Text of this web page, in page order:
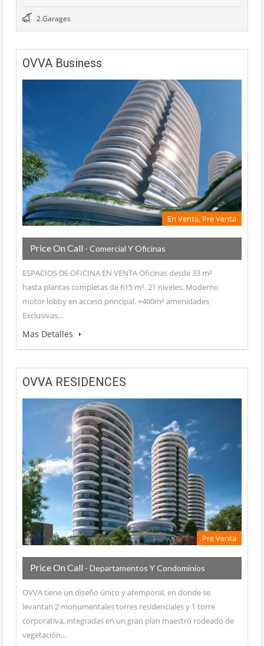
2 Garages
OVVA Business
En Venta, Pre Venta
Price On Call - Comercial Y Oficinas
ESPACIOS DE OFICINA EN VENTA Oficinas desde 33 m²
hasta plantas completas de 615 m². 21 niveles. Moderno
motor lobby en acceso principal. +400m² amenidades
Exclusivas…
Mas Detalles
OVVA RESIDENCES
Pre Venta
Price On Call - Departamentos Y Condominios
OVVA tiene un diseño único y atemporal, en donde se
levantan 2 monumentales torres residenciales y 1 torre
corporativa, integradas en un gran plan maestro rodeado de
vegetación…